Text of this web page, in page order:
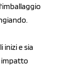
inizi e sia
impatto